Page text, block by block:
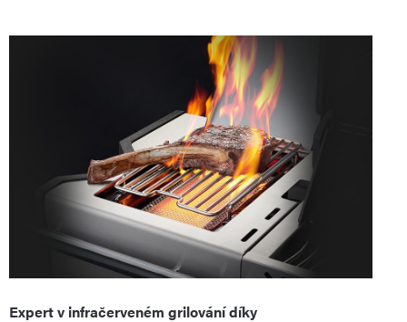
Expert v infračerveném grilování díky